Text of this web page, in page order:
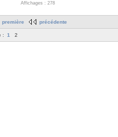
Affichages : 278
première précédente
: 1 2